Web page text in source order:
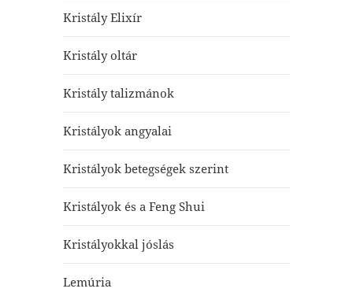
Kristály Elixír
Kristály oltár
Kristály talizmánok
Kristályok angyalai
Kristályok betegségek szerint
Kristályok és a Feng Shui
Kristályokkal jóslás
Lemúria